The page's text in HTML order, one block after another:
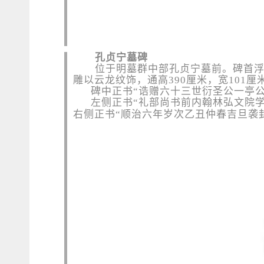
孔贞宁墓碑
位于明墓群中部孔贞宁墓前。碑首
雕以云龙纹饰，通高390厘米，宽101厘
碑中正书“诰赠六十三世衍圣公一亭
左侧正书“礼部尚书前内翰林弘文院
右侧正书“顺治六年岁次乙丑仲春吉旦袭